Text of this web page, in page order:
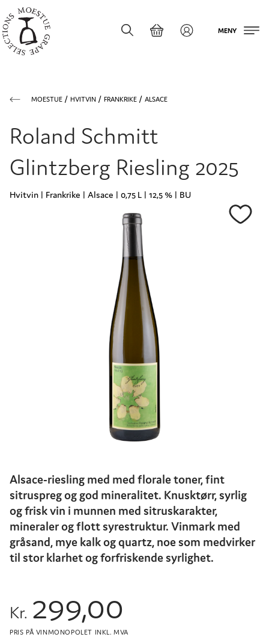
MENY
MOESTUE HVITVIN FRANKRIKE ALSACE
Roland Schmitt
Glintzberg Riesling 2025
Hvitvin | Frankrike | Alsace | 0,75 L | 12,5 % | BU
Alsace-riesling med med florale toner, fint
sitruspreg og god mineralitet. Knusktørr, syrlig
og frisk vin i munnen med sitruskarakter,
mineraler og flott syrestruktur. Vinmark med
gråsand, mye kalk og quartz, noe som medvirker
til stor klarhet og forfriskende syrlighet.
Kr. 299,00
PRIS PÅ VINMONOPOLET INKL. MVA